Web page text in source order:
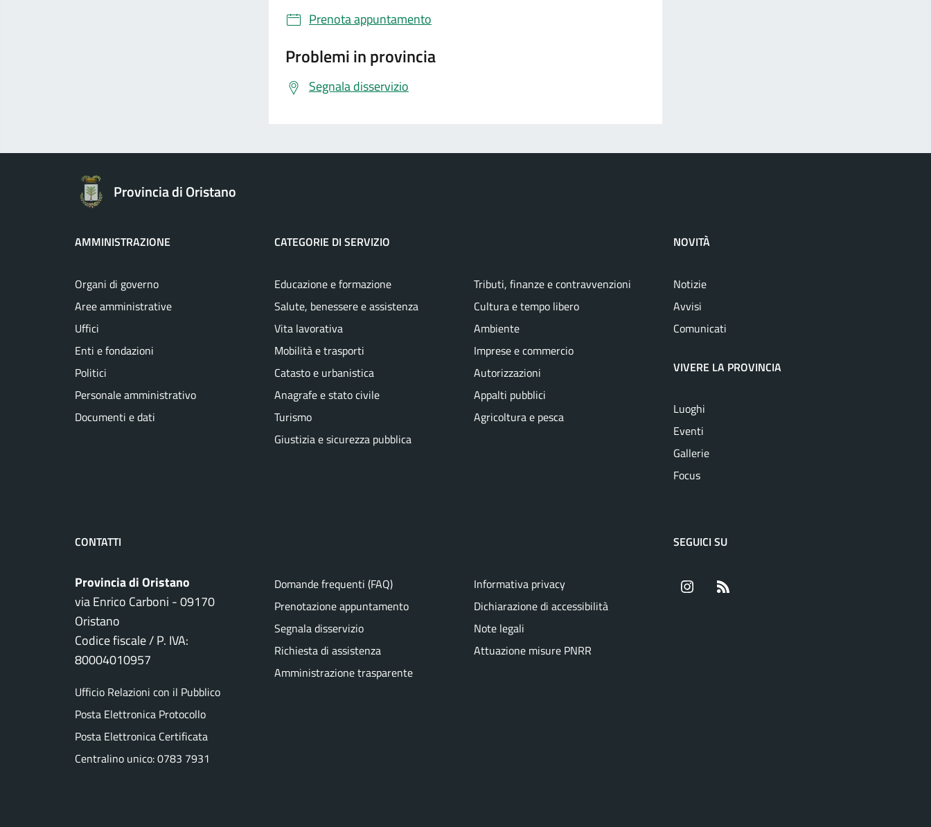
Prenota appuntamento
Problemi in provincia
Segnala disservizio
Provincia di Oristano
AMMINISTRAZIONE
Organi di governo
Aree amministrative
Uffici
Enti e fondazioni
Politici
Personale amministrativo
Documenti e dati
CATEGORIE DI SERVIZIO
Educazione e formazione
Salute, benessere e assistenza
Vita lavorativa
Mobilità e trasporti
Catasto e urbanistica
Anagrafe e stato civile
Turismo
Giustizia e sicurezza pubblica
Tributi, finanze e contravvenzioni
Cultura e tempo libero
Ambiente
Imprese e commercio
Autorizzazioni
Appalti pubblici
Agricoltura e pesca
NOVITÀ
Notizie
Avvisi
Comunicati
VIVERE LA PROVINCIA
Luoghi
Eventi
Gallerie
Focus
CONTATTI
Provincia di Oristano
via Enrico Carboni - 09170
Oristano
Codice fiscale / P. IVA:
80004010957
Ufficio Relazioni con il Pubblico
Posta Elettronica Protocollo
Posta Elettronica Certificata
Centralino unico: 0783 7931
Domande frequenti (FAQ)
Prenotazione appuntamento
Segnala disservizio
Richiesta di assistenza
Amministrazione trasparente
Informativa privacy
Dichiarazione di accessibilità
Note legali
Attuazione misure PNRR
SEGUICI SU
Instagram